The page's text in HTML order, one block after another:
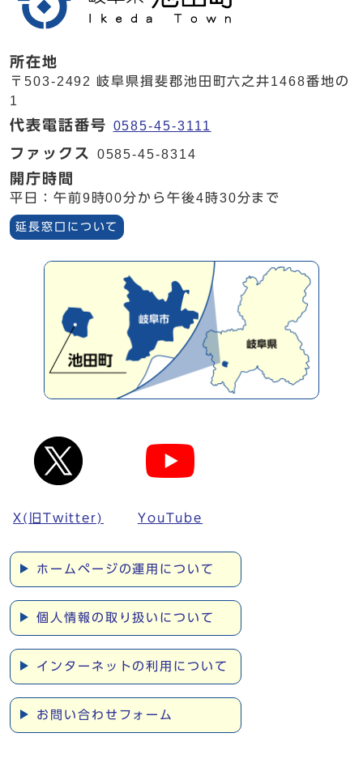
所在地
〒503-2492 岐阜県揖斐郡池田町六之井1468番地の
1
代表電話番号 0585-45-3111
ファックス 0585-45-8314
開庁時間
平日：午前9時00分から午後4時30分まで
延長窓口について
X(旧Twitter) YouTube
ホームページの運用について
個人情報の取り扱いについて
インターネットの利用について
お問い合わせフォーム